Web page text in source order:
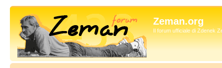
Zeman.org
Il forum ufficiale di Zdenek